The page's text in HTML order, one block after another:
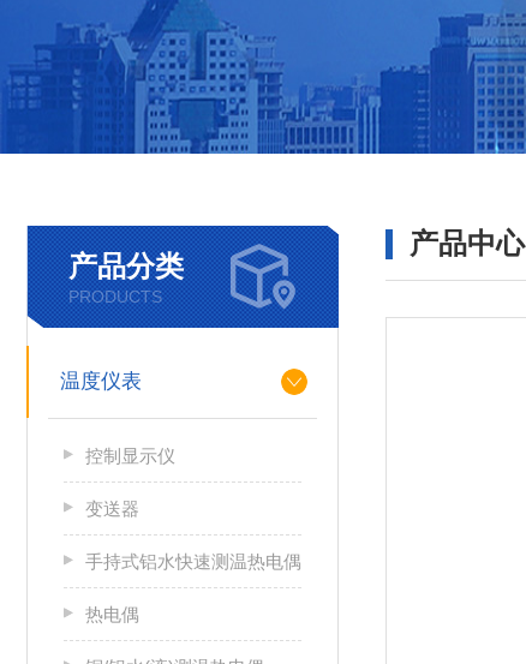
产品分类
PRODUCTS
温度仪表
控制显示仪
变送器
手持式铝水快速测温热电偶
热电偶
产品中心